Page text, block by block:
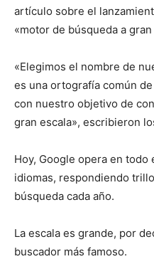
artículo sobre el
«motor de búsqueda a gran
«Elegimos el nombre de
es una ortografía común
con nuestro objetivo de
gran escala», escribieron
Hoy, Google opera en todo
idiomas, respondiendo
búsqueda cada año.
La escala es grande, por
buscador más famoso.